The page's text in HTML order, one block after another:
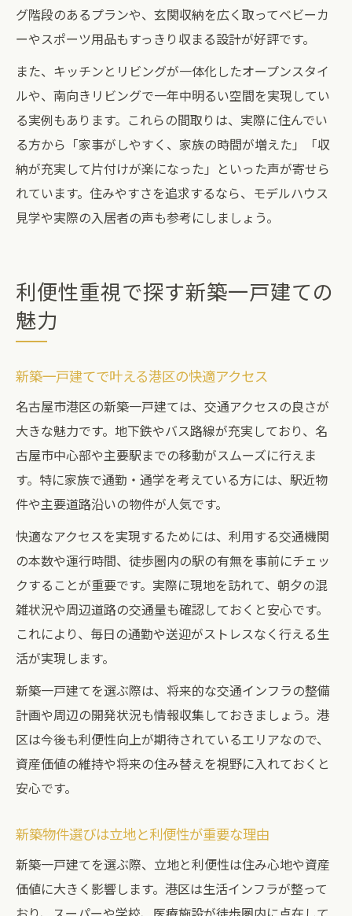
グ階段のあるプランや、玄関収納を広く取ってベビーカ
ーやスポーツ用品もすっきり収まる設計が好評です。
また、キッチンとリビングが一体化したオープンスタイ
ルや、南向きリビングで一年中明るい空間を実現してい
る実例もあります。これらの間取りは、実際に住んでい
る方から「家事がしやすく、家族の時間が増えた」「収
納が充実して片付けが楽になった」といった声が寄せら
れています。住みやすさを追求するなら、モデルハウス
見学や実際の入居者の声も参考にしましょう。
利便性重視で探す新築一戸建ての
魅力
新築一戸建てで叶える港区の快適アクセス
名古屋市港区の新築一戸建ては、交通アクセスの良さが
大きな魅力です。地下鉄やバス路線が充実しており、名
古屋市中心部や主要駅までの移動がスムーズに行えま
す。特に家族で通勤・通学を考えている方には、駅近物
件や主要道路沿いの物件が人気です。
快適なアクセスを実現するためには、利用する交通機関
の本数や運行時間、徒歩圏内の駅の有無を事前にチェッ
クすることが重要です。実際に現地を訪れて、朝夕の混
雑状況や周辺道路の交通量も確認しておくと安心です。
これにより、毎日の通勤や送迎がストレスなく行える生
活が実現します。
新築一戸建てを選ぶ際は、将来的な交通インフラの整備
計画や周辺の開発状況も情報収集しておきましょう。港
区は今後も利便性向上が期待されているエリアなので、
資産価値の維持や将来の住み替えを視野に入れておくと
安心です。
新築物件選びは立地と利便性が重要な理由
新築一戸建てを選ぶ際、立地と利便性は住み心地や資産
価値に大きく影響します。港区は生活インフラが整って